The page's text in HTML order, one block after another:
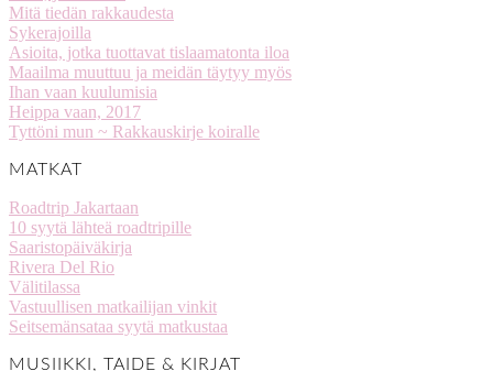
Mitä tiedän rakkaudesta
Sykerajoilla
Asioita, jotka tuottavat tislaamatonta iloa
Maailma muuttuu ja meidän täytyy myös
Ihan vaan kuulumisia
Heippa vaan, 2017
Tyttöni mun ~ Rakkauskirje koiralle
MATKAT
Roadtrip Jakartaan
10 syytä lähteä roadtripille
Saaristopäiväkirja
Rivera Del Rio
Välitilassa
Vastuullisen matkailijan vinkit
Seitsemänsataa syytä matkustaa
MUSIIKKI, TAIDE & KIRJAT